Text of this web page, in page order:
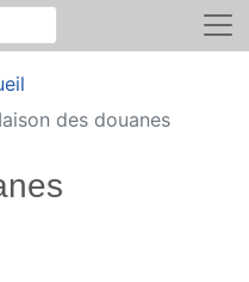
des douanes